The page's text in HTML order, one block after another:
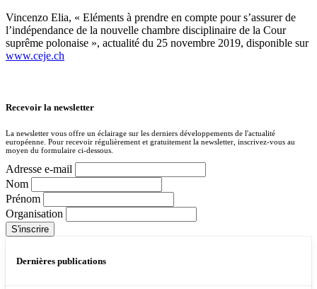
Vincenzo Elia, « Eléments à prendre en compte pour s’assurer de
l’indépendance de la nouvelle chambre disciplinaire de la Cour
suprême polonaise », actualité du 25 novembre 2019, disponible sur
www.ceje.ch
Recevoir la newsletter
La newsletter vous offre un éclairage sur les derniers développements de l'actualité
européenne. Pour recevoir régulièrement et gratuitement la newsletter, inscrivez-vous au
moyen du formulaire ci-dessous.
Adresse e-mail
Nom
Prénom
Organisation
Dernières publications